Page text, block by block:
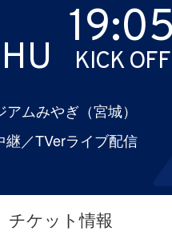
KICK OFF
ムみやぎ（宮城）
継／TVerライブ配信
チケット情報